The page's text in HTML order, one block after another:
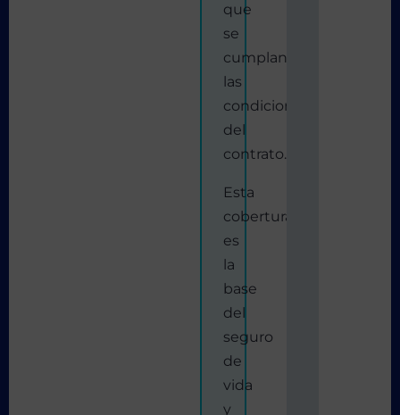
que
se
cumplan
las
condiciones
del
contrato.
Esta
cobertura
es
la
base
del
seguro
de
vida
y